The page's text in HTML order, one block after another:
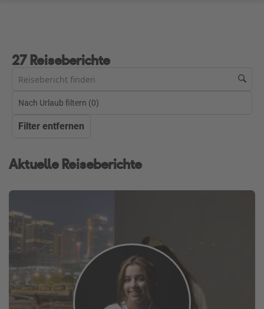
27 Reiseberichte
Nach Urlaub filtern (0)
Filter entfernen
Aktuelle Reiseberichte